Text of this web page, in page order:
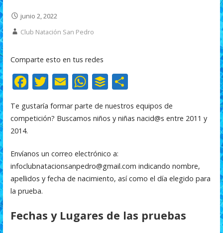
junio 2, 2022
Club Natación San Pedro
Comparte esto en tus redes
F
ac
e
o
k
T
w
itt
E
ai
W
h
at
A
p
p
B
f
er
C
m
ti
r
Te gustaría formar parte de nuestros equipos de
competición? Buscamos niños y niñas nacid@s entre 2011 y
2014.
Envíanos un correo electrónico a:
infoclubnatacionsanpedro@gmail.com indicando nombre,
apellidos y fecha de nacimiento, así como el día elegido para
la prueba.
Fechas y Lugares de las pruebas